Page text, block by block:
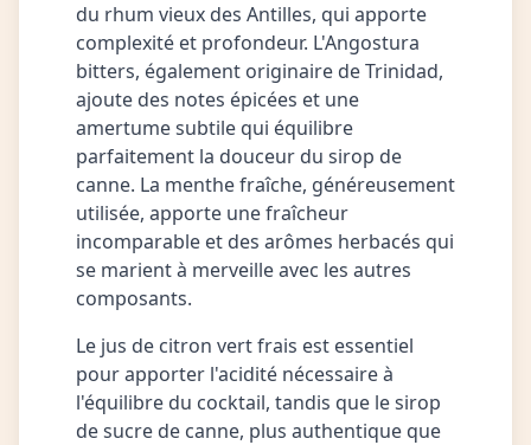
du rhum vieux des Antilles, qui apporte
complexité et profondeur. L'Angostura
bitters, également originaire de Trinidad,
ajoute des notes épicées et une
amertume subtile qui équilibre
parfaitement la douceur du sirop de
canne. La menthe fraîche, généreusement
utilisée, apporte une fraîcheur
incomparable et des arômes herbacés qui
se marient à merveille avec les autres
composants.
Le jus de citron vert frais est essentiel
pour apporter l'acidité nécessaire à
l'équilibre du cocktail, tandis que le sirop
de sucre de canne, plus authentique que